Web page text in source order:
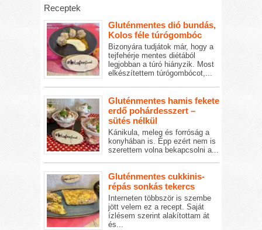
Receptek
Gluténmentes dió bundás,
Kolos féle túrógombóc
Bizonyára tudjátok már, hogy a
tejfehérje mentes diétából
legjobban a túró hiányzik. Most
elkészítettem túrógombócot,...
Gluténmentes hamis fekete
erdő pohárdesszert –
sütés nélkül
Kánikula, meleg és forróság a
konyhában is. Épp ezért nem is
szerettem volna bekapcsolni a...
Gluténmentes cukkinis-
répás sonkás tekercs
Interneten többször is szembe
jött velem ez a recept. Saját
ízlésem szerint alakítottam át
és...